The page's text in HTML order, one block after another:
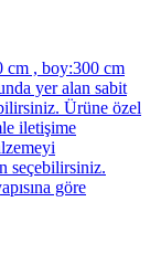
cm , boy:300 cm
yer alan sabit
Ürüne özel
iletişime
seçebilirsiniz.
göre